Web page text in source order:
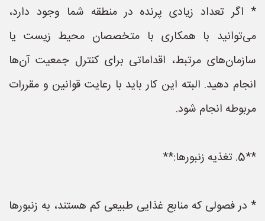
* اگر تعداد زیادی پرنده در منطقه شما وجود دارد،
می‌توانید با همکاری با متخصصان محیط زیست یا
سازمان‌های مرتبط، اقداماتی برای کنترل جمعیت آن‌ها
انجام دهید. البته این کار باید با رعایت قوانین و مقررات
مربوطه انجام شود.
**5. تغذیه زنبورها:**
* در فصولی که منابع غذایی طبیعی کم هستند، به زنبورها